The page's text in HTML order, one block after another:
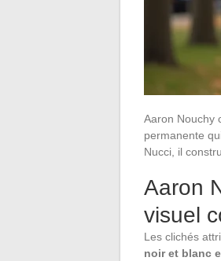
Aaron Nouchy
permanente
Nucci, il
Aaron
visuel
Les clichés
noir et blanc